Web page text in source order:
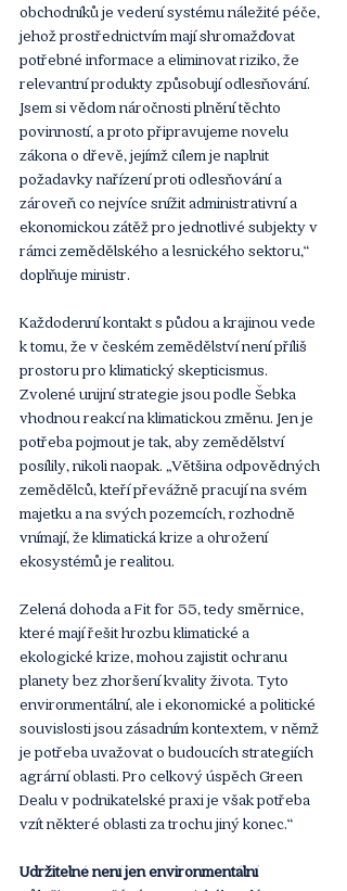
obchodníků je vedení systému náležité péče,
jehož prostřednictvím mají shromažďovat
potřebné informace a eliminovat riziko, že
relevantní produkty způsobují odlesňování.
Jsem si vědom náročnosti plnění těchto
povinností, a proto připravujeme novelu
zákona o dřevě, jejímž cílem je naplnit
požadavky nařízení proti odlesňování a
zároveň co nejvíce snížit administrativní a
ekonomickou zátěž pro jednotlivé subjekty v
rámci zemědělského a lesnického sektoru,“
doplňuje ministr.
Každodenní kontakt s půdou a krajinou vede
k tomu, že v českém zemědělství není příliš
prostoru pro klimatický skepticismus.
Zvolené unijní strategie jsou podle Šebka
vhodnou reakcí na klimatickou změnu. Jen je
potřeba pojmout je tak, aby zemědělství
posílily, nikoli naopak. „Většina odpovědných
zemědělců, kteří převážně pracují na svém
majetku a na svých pozemcích, rozhodně
vnímají, že klimatická krize a ohrožení
ekosystémů je realitou.
Zelená dohoda a Fit for 55, tedy směrnice,
které mají řešit hrozbu klimatické a
ekologické krize, mohou zajistit ochranu
planety bez zhoršení kvality života. Tyto
environmentální, ale i ekonomické a politické
souvislosti jsou zásadním kontextem, v němž
je potřeba uvažovat o budoucích strategiích
agrární oblasti. Pro celkový úspěch Green
Dealu v podnikatelské praxi je však potřeba
vzít některé oblasti za trochu jiný konec.“
Udržitelné není jen environmentální